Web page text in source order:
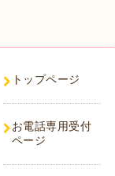
トップページ
お電話専用受付
ページ